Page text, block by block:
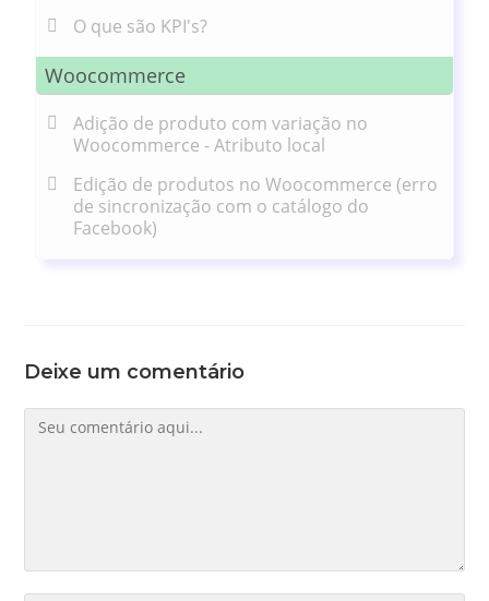
O que são KPI's?
Woocommerce
Adição de produto com variação no
Woocommerce - Atributo local
Edição de produtos no Woocommerce (erro
de sincronização com o catálogo do
Facebook)
Deixe um comentário